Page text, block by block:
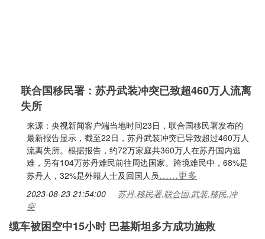
联合国移民署：苏丹武装冲突已致超460万人流离
失所
来源：央视新闻客户端当地时间23日，联合国移民署发布的
最新报告显示，截至22日，苏丹武装冲突已导致超过460万人
流离失所。根据报告，约72万家庭共360万人在苏丹国内逃
难，另有104万苏丹难民前往周边国家。跨境难民中，68%是
苏丹人，32%是外籍人士及回国人员……更多
2023-08-23 21:54:00
苏丹,移民署,联合国,武装,移民,冲
突
缆车被困空中15小时 巴基斯坦多方成功施救